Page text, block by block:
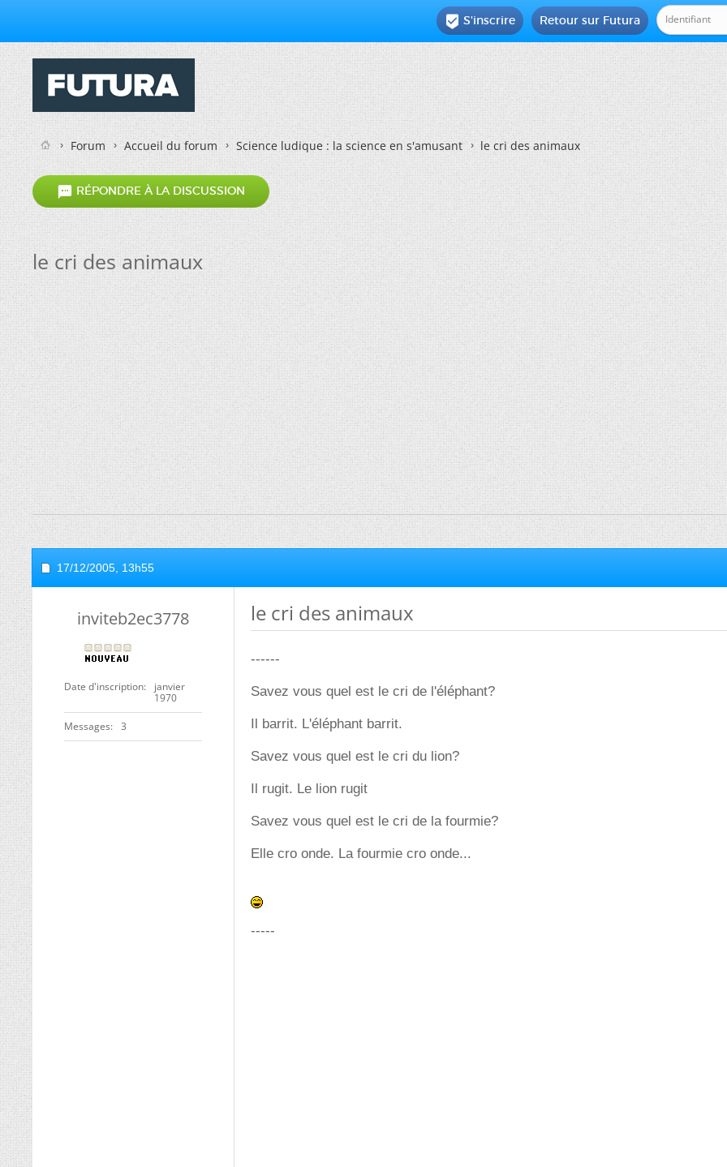
Retour sur Futura
 S'inscrire
Forum Accueil du forum Science ludique : la science en s'amusant le cri des animaux
 RÉPONDRE À LA DISCUSSION
le cri des animaux
17/12/2005, 13h55
inviteb2ec3778
Date d'inscription
janvier
1970
Messages 3
le cri des animaux
------
Savez vous quel est le cri de l'éléphant?
Il barrit. L'éléphant barrit.
Savez vous quel est le cri du lion?
Il rugit. Le lion rugit
Savez vous quel est le cri de la fourmie?
Elle cro onde. La fourmie cro onde...
-----